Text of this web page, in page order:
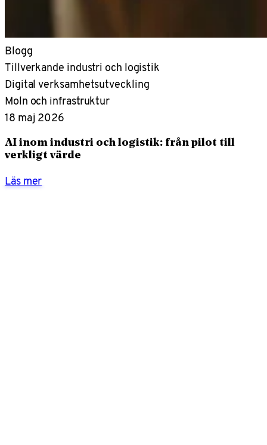
Blogg
Tillverkande industri och logistik
Digital verksamhetsutveckling
Moln och infrastruktur
18 maj 2026
AI inom industri och logistik: från pilot till
verkligt värde
Läs mer